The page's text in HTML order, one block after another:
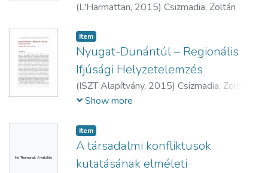
(L'Harmattan, 2015) Csizmadia, Zoltán
Item
Nyugat-Dunántúl – Regionális
Ifjúsági Helyzetelemzés
(ISZT Alapítvány, 2015) Csizmadia, Zoltán
Tóth, Péter
Show more
No Thumbnail Available
Item
A társadalmi konfliktusok
kutatásának elméleti